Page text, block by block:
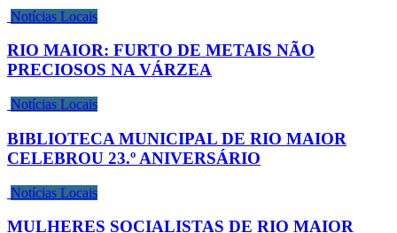
Notícias Locais
RIO MAIOR: FURTO DE METAIS NÃO
PRECIOSOS NA VÁRZEA
Notícias Locais
BIBLIOTECA MUNICIPAL DE RIO MAIOR
CELEBROU 23.º ANIVERSÁRIO
Notícias Locais
MULHERES SOCIALISTAS DE RIO MAIOR